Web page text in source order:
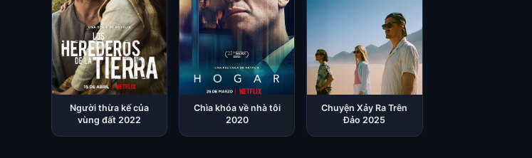
Người thừa kế của
vùng đất 2022
Chìa khóa về nhà tôi
2020
Chuyện Xảy Ra Trên
Đảo 2025